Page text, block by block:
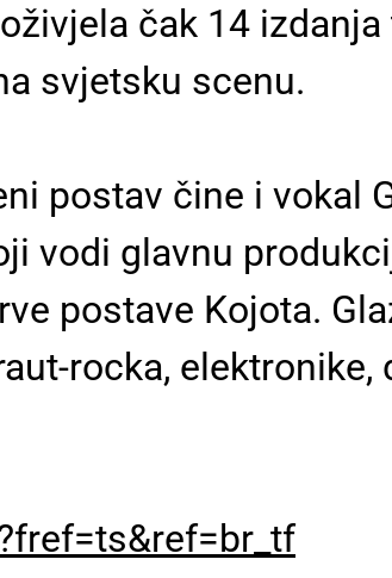
čak 14
svjetsku scenu.
postav čine i vokal
vodi glavnu
postave Kojota.
rocka, elektronike,